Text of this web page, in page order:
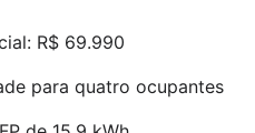
R$ 69.990
para quatro ocupantes